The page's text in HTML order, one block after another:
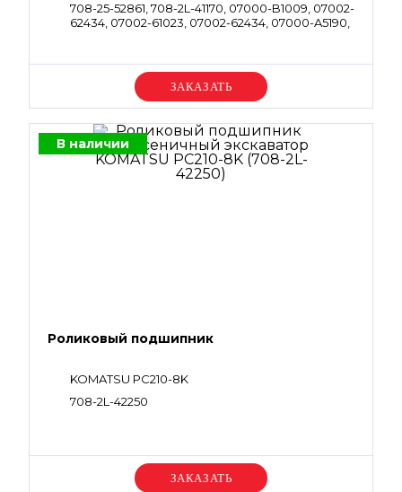
708-25-52861, 708-2L-41170, 07000-B1009, 07002-
62434, 07002-61023, 07002-62434, 07000-A5190,
Уточняйте цену
В наличии
Роликовый подшипник
KOMATSU PC210-8K
708-2L-42250
Уточняйте цену